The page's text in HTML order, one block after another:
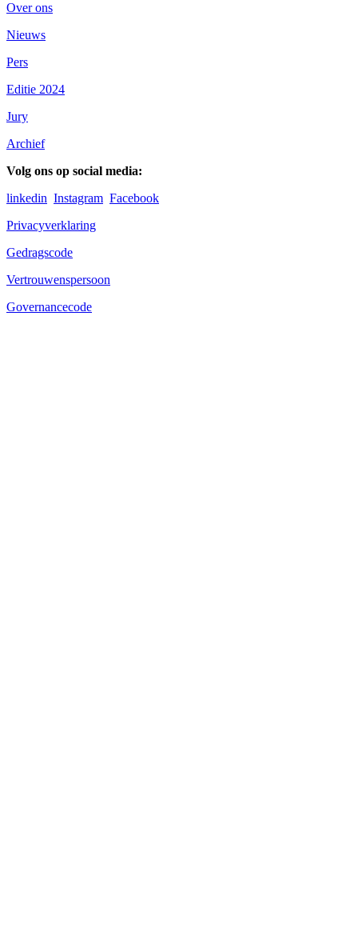
Over ons
Nieuws
Pers
Editie 2024
Jury
Archief
Volg ons op social media:
linkedin Instagram Facebook
Privacyverklaring
Gedragscode
Vertrouwenspersoon
Governancecode